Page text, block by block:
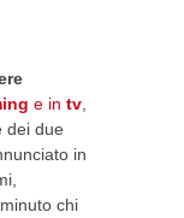
e in tv
dei due
in
chi